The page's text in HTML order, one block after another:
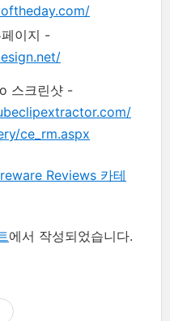
이지 -
스크린샷 -
ce_rm.aspx
Reviews 카테
에서 작성되었습니다.